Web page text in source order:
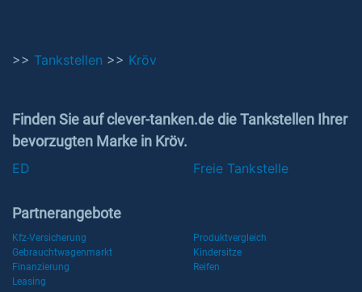
>> Tankstellen >> Kröv
Finden Sie auf clever-tanken.de die Tankstellen Ihrer
bevorzugten Marke in Kröv.
ED Freie Tankstelle
Partnerangebote
Kfz-Versicherung
Produktvergleich
Gebrauchtwagenmarkt
Kindersitze
Finanzierung
Reifen
Leasing